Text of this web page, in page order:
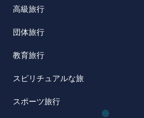
高級旅行
団体旅行
教育旅行
スピリチュアルな旅
スポーツ旅行